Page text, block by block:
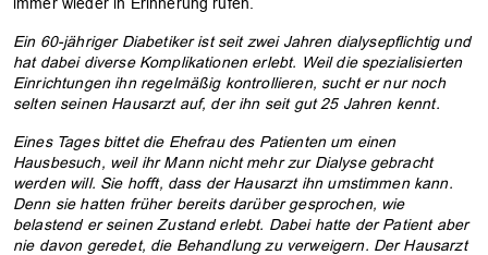
OK
Ein 60-jähriger Diabetiker ist seit zwei Jahren dialysepflichtig und
hat dabei diverse Komplikationen erlebt. Weil die spezialisierten
Einrichtungen ihn regelmäßig kontrollieren, sucht er nur noch
selten seinen Hausarzt auf, der ihn seit gut 25 Jahren kennt.
Eines Tages bittet die Ehefrau des Patienten um einen
Hausbesuch, weil ihr Mann nicht mehr zur Dialyse gebracht
werden will. Sie hofft, dass der Hausarzt ihn umstimmen kann.
Denn sie hatten früher bereits darüber gesprochen, wie
belastend er seinen Zustand erlebt. Dabei hatte der Patient aber
nie davon geredet, die Behandlung zu verweigern. Der Hausarzt